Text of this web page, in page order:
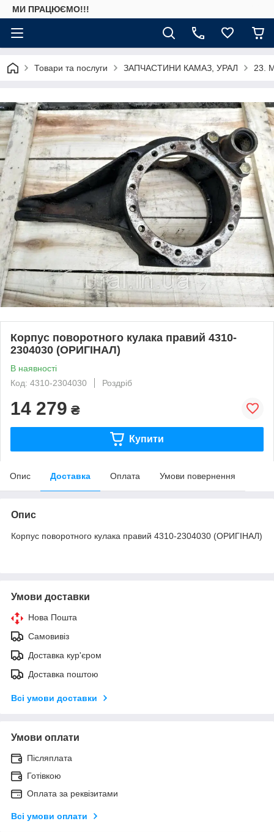
МИ ПРАЦЮЄМО!!!
Товари та послуги ЗАПЧАСТИНИ КАМАЗ, УРАЛ 23.
Корпус поворотного кулака правий 4310-
2304030 (ОРИГІНАЛ)
В наявності
Код: 4310-2304030
Роздріб
14 279 ₴
Купити
Опис Доставка Оплата Умови повернення
Опис
Корпус поворотного кулака правий 4310-2304030 (ОРИГІНАЛ)
Умови доставки
Нова Пошта
Самовивіз
Доставка кур'єром
Доставка поштою
Всі умови доставки
Умови оплати
Післяплата
Готівкою
Оплата за реквізитами
Всі умови оплати